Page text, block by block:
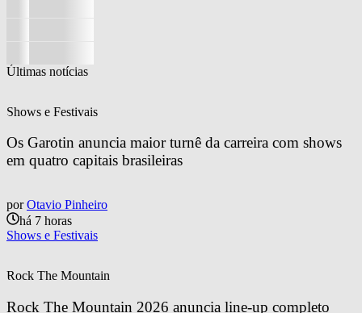
Últimas notícias
Shows e Festivais
Os Garotin anuncia maior turnê da carreira com shows
em quatro capitais brasileiras
por Otavio Pinheiro
há 7 horas
Shows e Festivais
Rock The Mountain
Rock The Mountain 2026 anuncia line-up completo